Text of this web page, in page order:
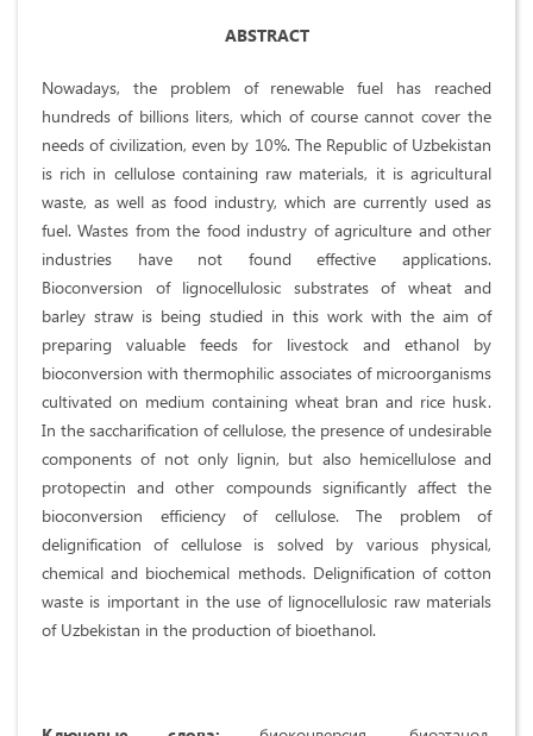
ABSTRACT
Nowadays, the problem of renewable fuel has reached
hundreds of billions liters, which of course cannot cover the
needs of civilization, even by 10%. The Republic of Uzbekistan
is rich in cellulose containing raw materials, it is agricultural
waste, as well as food industry, which are currently used as
fuel. Wastes from the food industry of agriculture and other
industries have not found effective applications.
Bioconversion of lignocellulosic substrates of wheat and
barley straw is being studied in this work with the aim of
preparing valuable feeds for livestock and ethanol by
bioconversion with thermophilic associates of microorganisms
cultivated on medium containing wheat bran and rice husk.
In the saccharification of cellulose, the presence of undesirable
components of not only lignin, but also hemicellulose and
protopectin and other compounds significantly affect the
bioconversion efficiency of cellulose. The problem of
delignification of cellulose is solved by various physical,
chemical and biochemical methods. Delignification of cotton
waste is important in the use of lignocellulosic raw materials
of Uzbekistan in the production of bioethanol.